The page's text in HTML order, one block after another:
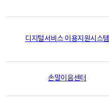
디지털서비스 이용지원시스템
손말이음센터